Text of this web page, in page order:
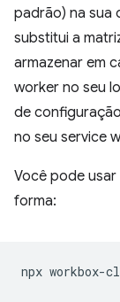
padrão) na sua
substitui a
armazenar em
worker no seu
de
no seu service
Você pode
forma:
npx workbox-